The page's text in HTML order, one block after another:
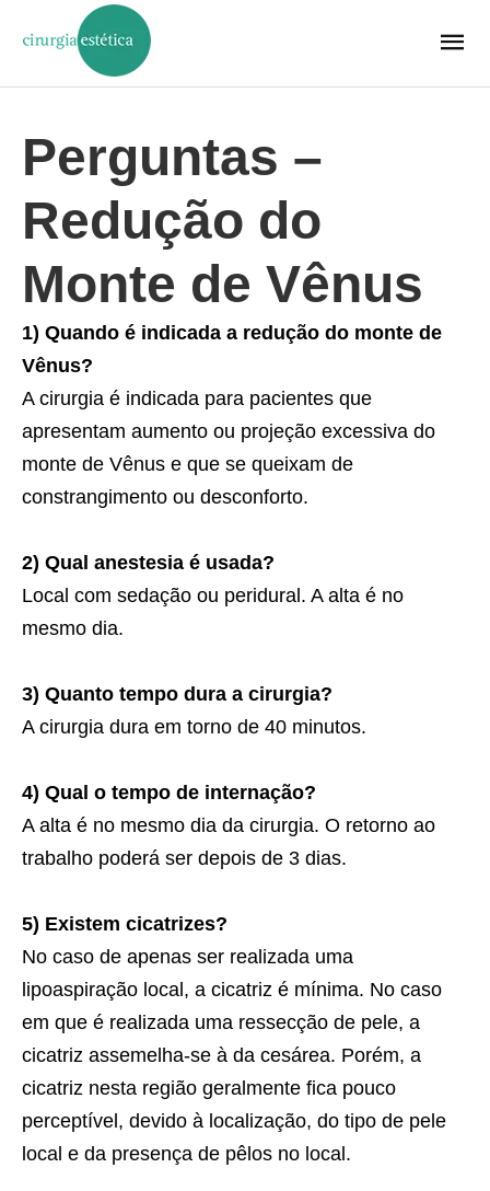
Perguntas –
Redução do
Monte de Vênus
1) Quando é indicada a redução do monte de
Vênus?
A cirurgia é indicada para pacientes que
apresentam aumento ou projeção excessiva do
monte de Vênus e que se queixam de
constrangimento ou desconforto.
2) Qual anestesia é usada?
Local com sedação ou peridural. A alta é no
mesmo dia.
3) Quanto tempo dura a cirurgia?
A cirurgia dura em torno de 40 minutos.
4) Qual o tempo de internação?
A alta é no mesmo dia da cirurgia. O retorno ao
trabalho poderá ser depois de 3 dias.
5) Existem cicatrizes?
No caso de apenas ser realizada uma
lipoaspiração local, a cicatriz é mínima. No caso
em que é realizada uma ressecção de pele, a
cicatriz assemelha-se à da cesárea. Porém, a
cicatriz nesta região geralmente fica pouco
perceptível, devido à localização, do tipo de pele
local e da presença de pêlos no local.